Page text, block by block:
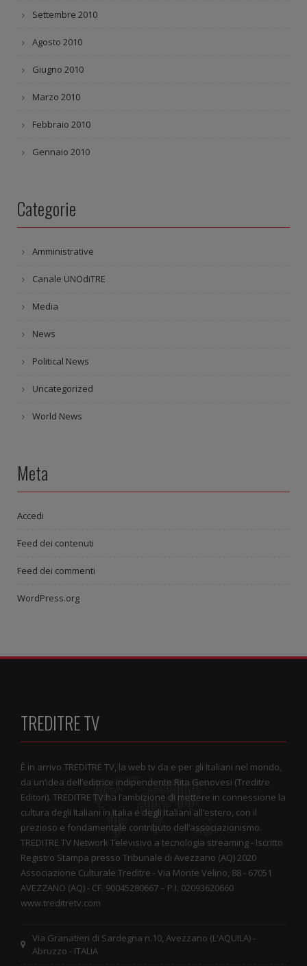
Settembre 2010
Agosto 2010
Giugno 2010
Marzo 2010
Febbraio 2010
Gennaio 2010
Categorie
Amministrative
Canale UNOdiTRE
Media
News
Political News
Uncategorized
World News
Meta
Accedi
Feed dei contenuti
Feed dei commenti
WordPress.org
TREDITRE TV
È in arrivo TREDITRE TV, la web tv da e per gli Italiani nel mondo,
da un’idea dell’editrice indipendente Rita Genovesi (Treditre
Editori). TREDITRE TV ha l’ambizione di mettere in connessione la
cultura degli Italiani in Italia e degli Italiani all’estero, con il
prezioso e fondamentale contributo dell’associazionismo.
TREDITRE TV Network Televisivo a tecnologia streaming - Iscritto
Registro Stampa presso Tribunale di Avezzano (AQ) 2020
Associazione Culturale Treditre - Via Monte Velino, 88 - 67051
AVEZZANO (AQ) - CF. 90045280667 – P.I. 02093620660
www.treditretv.com
Via Granatieri di Sardegna n.10, Avezzano (L'AQUILA) -
Abruzzo - ITALIA